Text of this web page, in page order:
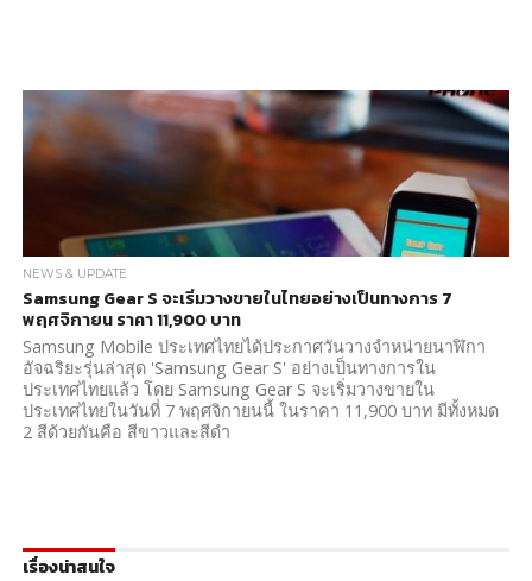
NEWS & UPDATE
Samsung Gear S จะเริ่มวางขายในไทยอย่างเป็นทางการ 7
พฤศจิกายน ราคา 11,900 บาท
Samsung Mobile ประเทศไทยได้ประกาศวันวางจำหน่ายนาฬิกา
อัจฉริยะรุ่นล่าสุด 'Samsung Gear S' อย่างเป็นทางการใน
ประเทศไทยแล้ว โดย Samsung Gear S จะเริ่มวางขายใน
ประเทศไทยในวันที่ 7 พฤศจิกายนนี้ ในราคา 11,900 บาท มีทั้งหมด
2 สีด้วยกันคือ สีขาวและสีดำ
เรื่องน่าสนใจ